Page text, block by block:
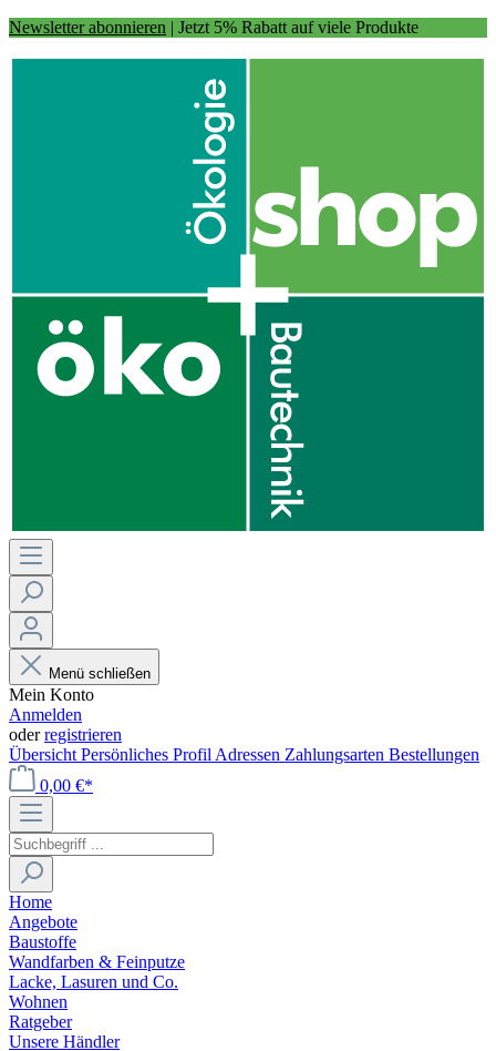
Newsletter abonnieren | Jetzt 5% Rabatt auf viele Produkte
Menü schließen
Mein Konto
Anmelden
oderregistrieren
Übersicht Persönliches Profil Adressen Zahlungsarten Bestellungen
0,00 €*
Home
Angebote
Baustoffe
Wandfarben & Feinputze
Lacke, Lasuren und Co.
Wohnen
Ratgeber
Unsere Händler